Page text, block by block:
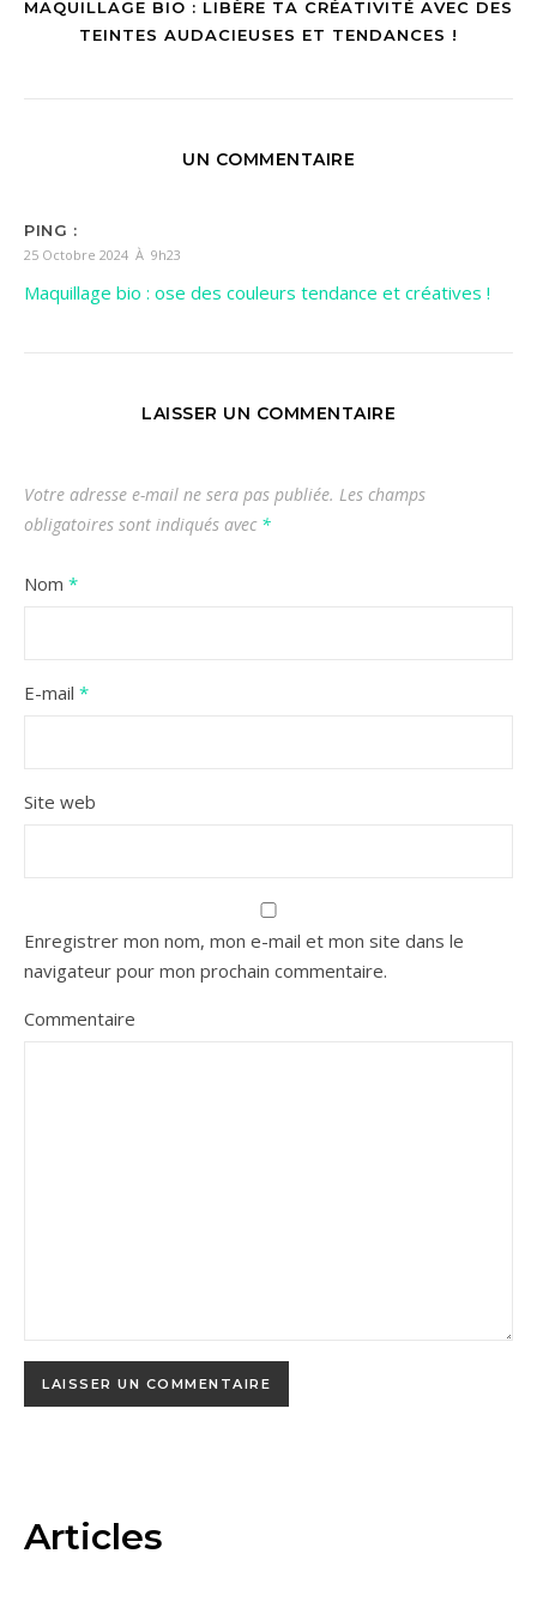
MAQUILLAGE BIO : LIBÈRE TA CRÉATIVITÉ AVEC DES
TEINTES AUDACIEUSES ET TENDANCES !
UN COMMENTAIRE
PING :
25 Octobre 2024 À 9h23
Maquillage bio : ose des couleurs tendance et créatives !
LAISSER UN COMMENTAIRE
Votre adresse e-mail ne sera pas publiée. Les champs
obligatoires sont indiqués avec *
Nom *
E-mail *
Site web
Enregistrer mon nom, mon e-mail et mon site dans le
navigateur pour mon prochain commentaire.
Commentaire
Articles